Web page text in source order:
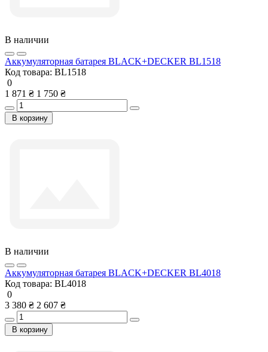
В наличии
Аккумуляторная батарея BLACK+DECKER BL1518
Код товара: BL1518
0
1 871 ₴ 1 750 ₴
В корзину
В наличии
Аккумуляторная батарея BLACK+DECKER BL4018
Код товара: BL4018
0
3 380 ₴ 2 607 ₴
В корзину